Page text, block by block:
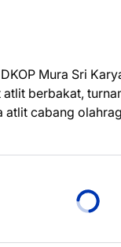
Mura Sri
berbakat,
cabang